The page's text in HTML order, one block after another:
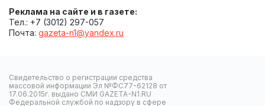
Реклама на сайте и в газете:
Тел.: +7 (3012) 297-057
Почта: gazeta-n1@yandex.ru
Свидетельство о регистрации средства
массовой информации Эл №ФС77-62128 от
17.06.2015г. выдано СМИ GAZETA-N1.RU
Федеральной службой по надзору в сфере